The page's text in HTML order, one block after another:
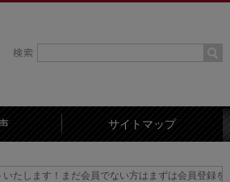
サイトマップ
だ会員でない方はまずは会員登録を！